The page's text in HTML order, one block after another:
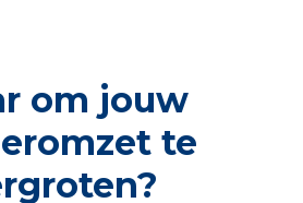
om jouw
te